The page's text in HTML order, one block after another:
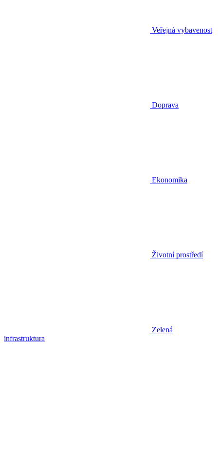
Veřejná vybavenost
Doprava
Ekonomika
Životní prostředí
Zelená
infrastruktura